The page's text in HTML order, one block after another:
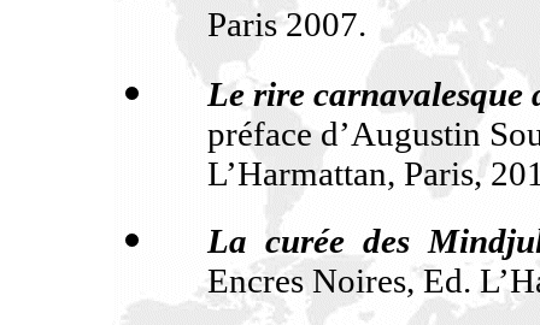
Paris 2007.
Le rire carnavalesque
préface d’Augustin
L’Harmattan, Paris,
La curée des
Encres Noires, Ed.